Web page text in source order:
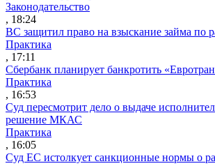
Законодательство
, 18:24
ВС защитил право на взыскание займа по
Практика
, 17:11
Сбербанк планирует банкротить
Практика
, 16:53
Суд пересмотрит дело о выдаче
решение МКАС
Практика
, 16:05
Суд ЕС истолкует санкционные нормы о